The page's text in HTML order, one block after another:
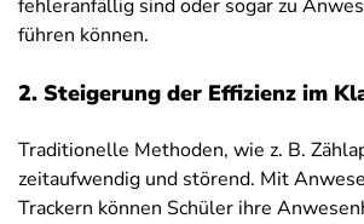
fehleranfällig sind oder sogar zu
führen können.
2. Steigerung der Effizienz im
Traditionelle Methoden, wie z. B.
zeitaufwendig und störend. Mit
Trackern können Schüler ihre